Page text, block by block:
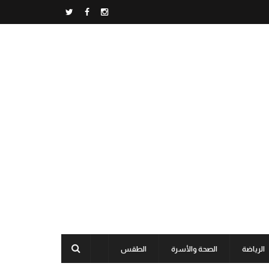
الرياضة الصحة والأسرة الطقس